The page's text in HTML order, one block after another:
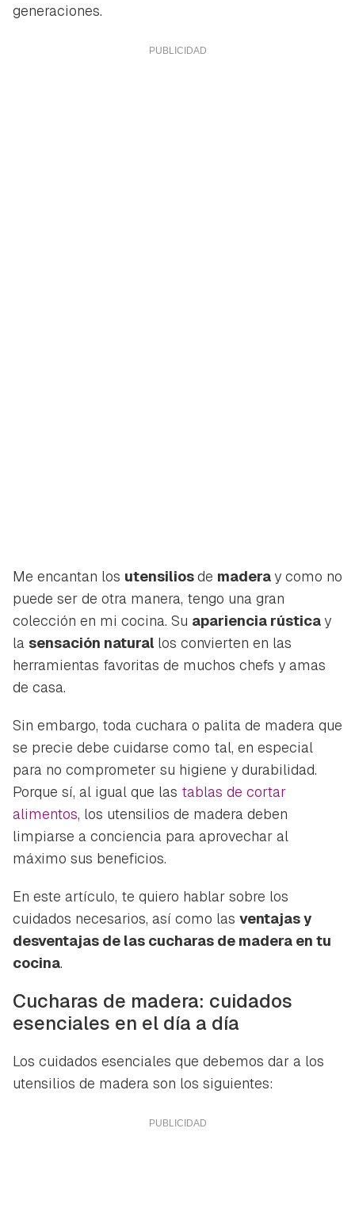
generaciones.
Me encantan los utensiliosde maderay como no
puede ser de otra manera, tengo una gran
colección en mi cocina. Su apariencia rústicay
la sensación natural los convierten en las
herramientas favoritas de muchos chefs y amas
de casa.
Sin embargo, toda cuchara o palita de madera que
se precie debe cuidarse como tal, en especial
para no comprometer su higiene y durabilidad.
Porque sí, al igual que las tablas de cortar
alimentos, los utensilios de madera deben
limpiarse a conciencia para aprovechar al
máximo sus beneficios.
En este artículo, te quiero hablar sobre los
cuidados necesarios, así como las ventajas y
desventajas de las cucharas de madera en tu
cocina.
Cucharas de madera: cuidados
esenciales en el día a día
Los cuidados esenciales que debemos dar a los
utensilios de madera son los siguientes: